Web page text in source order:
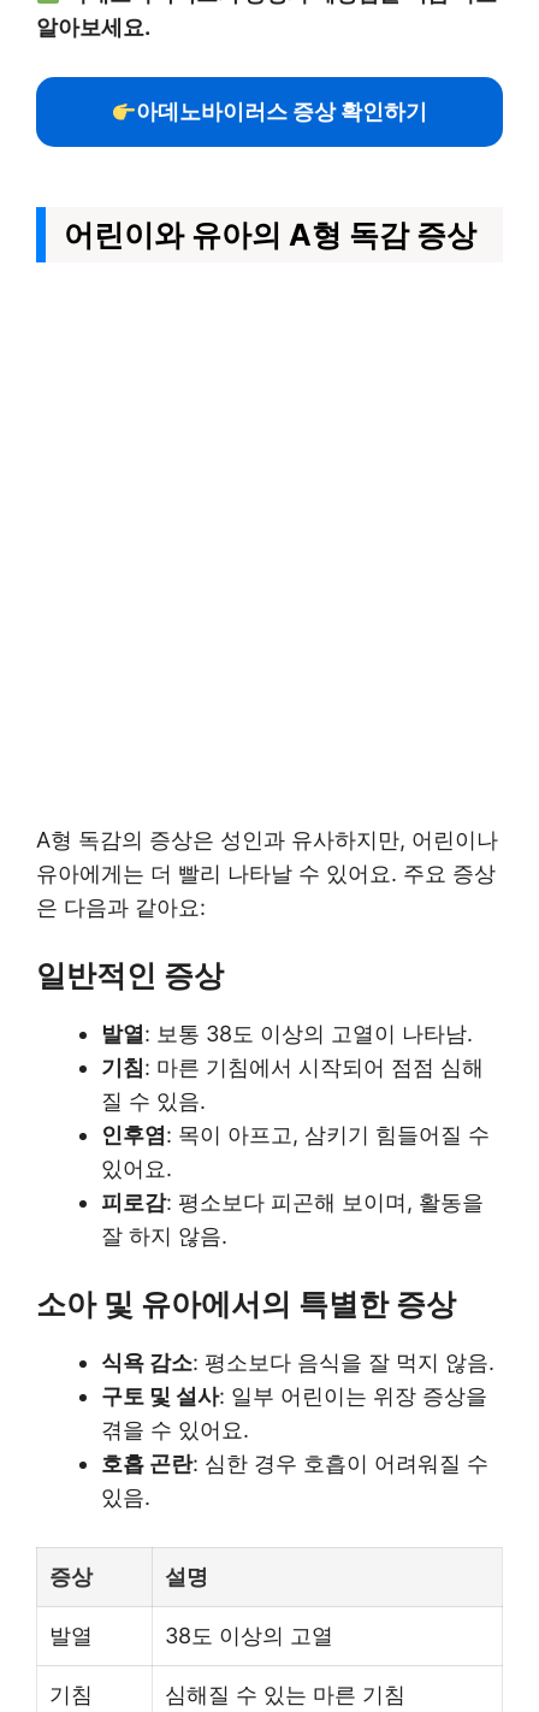
알아보세요.
아데노바이러스 증상 확인하기
어린이와 유아의 A형 독감 증상
A형 독감의 증상은 성인과 유사하지만, 어린이나
유아에게는 더 빨리 나타날 수 있어요. 주요 증상
은 다음과 같아요:
일반적인 증상
발열 : 보통 38도 이상의 고열이 나타남.
기침: 마른 기침에서 시작되어 점점 심해
질 수 있음.
인후염 : 목이 아프고, 삼키기 힘들어질 수
있어요.
피로감: 평소보다 피곤해 보이며, 활동을
잘 하지 않음.
소아 및 유아에서의 특별한 증상
식욕 감소: 평소보다 음식을 잘 먹지 않음.
구토 및 설사: 일부 어린이는 위장 증상을
겪을 수 있어요.
호흡 곤란: 심한 경우 호흡이 어려워질 수
있음.
증상 설명
발열 38도 이상의 고열
기침 심해질 수 있는 마른 기침